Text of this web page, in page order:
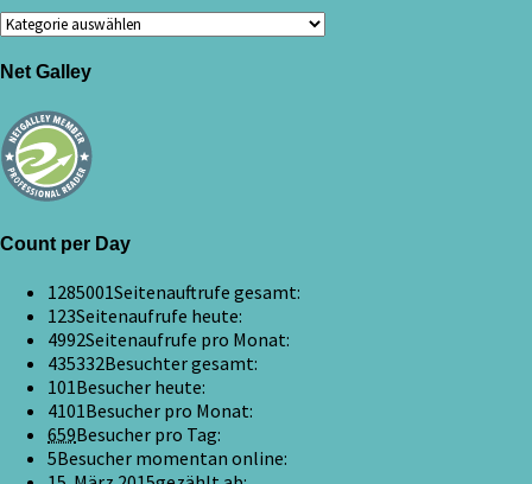
Kategorien
Net Galley
Count per Day
1285001Seitenauftrufe gesamt:
123Seitenaufrufe heute:
4992Seitenaufrufe pro Monat:
435332Besuchter gesamt:
101Besucher heute:
4101Besucher pro Monat:
659Besucher pro Tag:
5Besucher momentan online: